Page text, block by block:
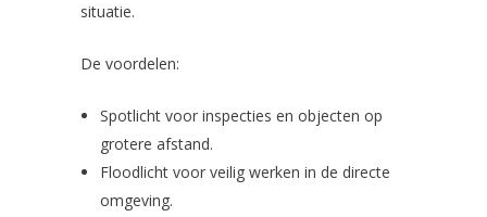
situatie.
De voordelen:
Spotlicht voor inspecties en objecten op
grotere afstand.
Floodlicht voor veilig werken in de directe
omgeving.